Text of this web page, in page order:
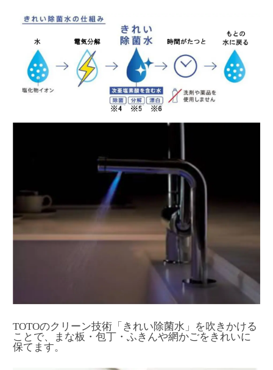
TOTOのクリーン技術「きれい除菌水」を吹きかける
ことで、まな板・包丁・ふきんや網かごをきれいに
保てます。